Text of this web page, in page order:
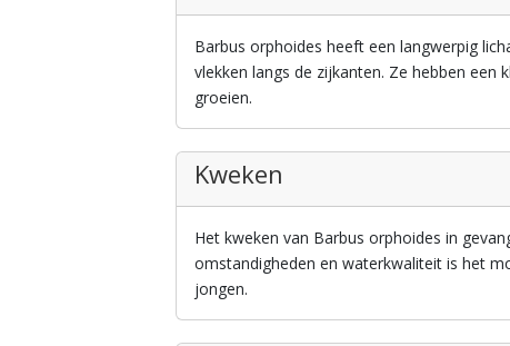
Barbus orphoides heeft een langwerpig
vlekken langs de zijkanten. Ze hebben
groeien.
Kweken
Het kweken van Barbus orphoides in
omstandigheden en waterkwaliteit is het
jongen.